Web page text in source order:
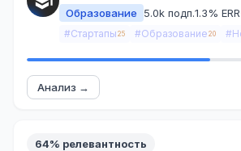
Образование
5.0k подп.1.3% ERR
#Стартапы 25 #Образование 20
Анализ →
64% релевантность